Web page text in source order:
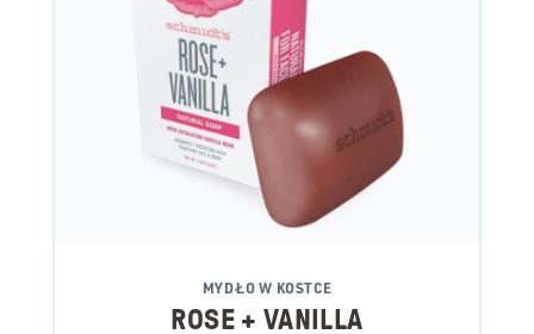
MYDŁO W KOSTCE
ROSE + VANILLA